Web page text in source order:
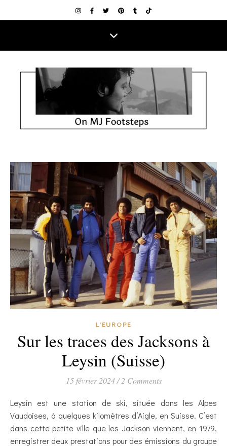
L'EUROPE
Sur les traces des Jacksons à
Leysin (Suisse)
15 février 2024 / 2 Comments
Leysin est une station de ski, située dans les Alpes
Vaudoises, à quelques kilomètres d’Aigle, en Suisse. C’est
dans cette petite ville que les Jackson viennent, en 1979,
enregistrer deux prestations pour des émissions du groupe